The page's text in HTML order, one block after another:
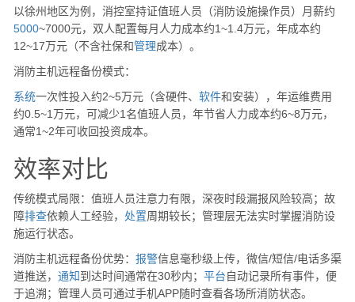
以徐州地区为例，消控室持证值班人员（消防设施操作员）月薪约
5000~7000元，双人配置每月人力成本约1~1.4万元，年成本约
12~17万元（不含社保和管理成本）。
消防主机远程备份模式：
系统一次性投入约2~5万元（含硬件、 软件和安装），年运维费用
约0.5~1万元，可减少1名值班人员，年节省人力成本约6~8万元，
通常1~2年可收回投资成本。
效率对比
传统模式局限：值班人员注意力有限，深夜时段漏报风险较高；故
障排查依赖人工经验， 处置周期较长；管理层无法实时掌握消防设
施运行状态。
消防主机远程备份优势： 报警信息毫秒级上传，微信/短信/电话多渠
道推送， 通知到达时间通常在30秒内； 平台自动记录所有事件，便
于追溯；管理人员可通过手机APP随时查看各场所消防状态。